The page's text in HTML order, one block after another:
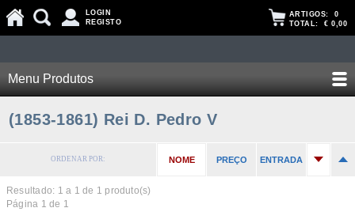
LOGIN
REGISTO
ARTIGOS: 0
TOTAL: € 0,00
Menu Produtos
(1853-1861) Rei D. Pedro V
ORDENAR POR: NOME PREÇO ENTRADA
Resultado: 1 a 1 de 1 produto(s)
Página 1 de 1